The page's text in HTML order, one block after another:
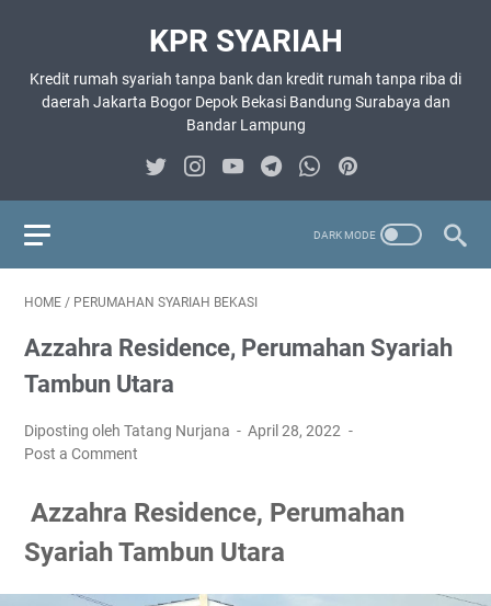
KPR SYARIAH
Kredit rumah syariah tanpa bank dan kredit rumah tanpa riba di
daerah Jakarta Bogor Depok Bekasi Bandung Surabaya dan
Bandar Lampung
HOME / PERUMAHAN SYARIAH BEKASI
Azzahra Residence, Perumahan Syariah
Tambun Utara
Diposting oleh Tatang Nurjana
April 28, 2022
Post a Comment
Azzahra Residence, Perumahan
Syariah Tambun Utara